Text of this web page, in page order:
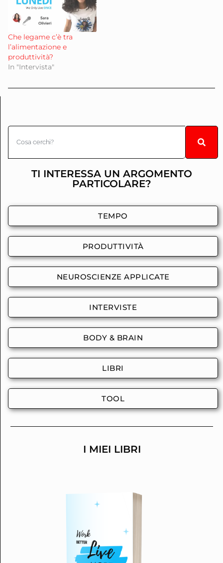
Che legame c’è tra
l’alimentazione e
produttività?
In "Intervista"
TI INTERESSA UN ARGOMENTO
PARTICOLARE?
TEMPO
PRODUTTIVITÀ
NEUROSCIENZE APPLICATE
INTERVISTE
BODY & BRAIN
LIBRI
TOOL
I MIEI LIBRI